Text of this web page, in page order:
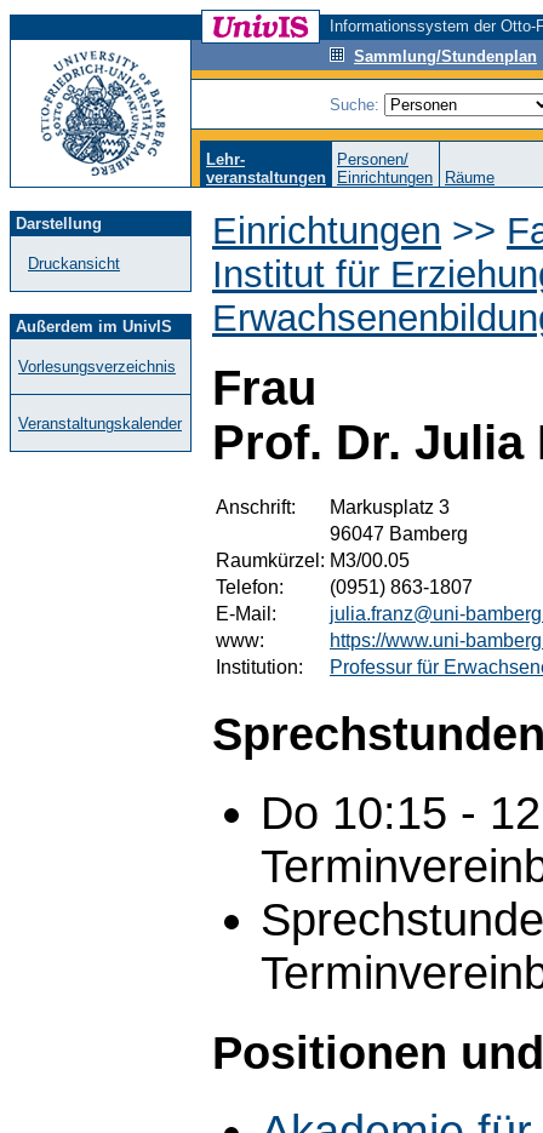
Informationssystem der
Sammlung/Stundenplan
Suche:
Lehr-
veranstaltungen
Personen/
Einrichtungen
Räume
Darstellung
Druckansicht
Außerdem im UnivIS
Vorlesungsverzeichnis
Veranstaltungskalender
Einrichtungen >>
Institut für
Frau
Prof. Dr. Julia
Anschrift:
Markusplatz 3
96047 Bamberg
Raumkürzel: M3/00.05
Telefon:
(0951) 863-1807
E-Mail:
julia.franz@uni-
www:
https://www.uni-
Institution:
Professur für
Do 10:15 -
Positionen